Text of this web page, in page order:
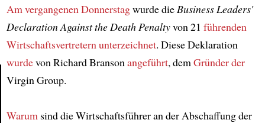
Am vergangenen Donnerstagwurde dieBusiness Leaders'
Declaration Against the Death Penaltyvon 21 führenden
Wirtschaftsvertreternunterzeichnet. Diese Deklaration
wurdevon Richard Bransonangeführt, demGründer der
Virgin Group.
Warumsind die Wirtschaftsführer an der Abschaffung der